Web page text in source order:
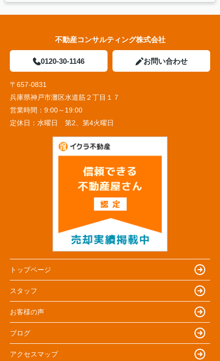
不動産コンサルティング株式会社
0120-30-1146 お問い合わせ
〒657-0831
兵庫県神戸市灘区水道筋２丁目１７
営業時間： 9:00～19:00
定休日： 水曜日 第2、第4火曜日
トップページ
スタッフ
お客様の声
ブログ
アクセスマップ